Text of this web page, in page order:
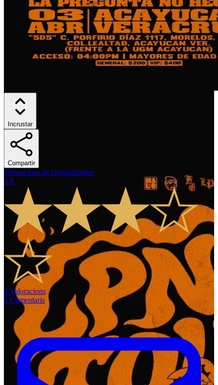
Incrustar
Compartir
Valoracions de l'organitzador:
3.0
2 Valoracions
2 Comentaris